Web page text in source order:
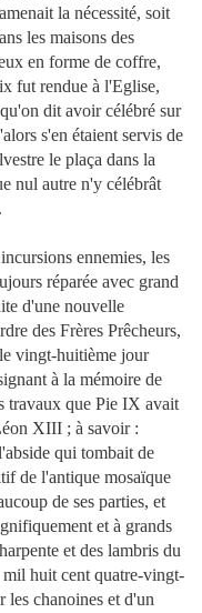
la nécessité, soit
les maisons des
en forme de coffre,
fut rendue à l'Eglise,
dit avoir célébré sur
s'en étaient servis de
le plaça dans la
nul autre n'y célébrât
ennemies, les
réparée avec grand
d'une nouvelle
des Frères Prêcheurs,
vingt-huitième jour
à la mémoire de
travaux que Pie IX avait
XIII ; à savoir :
qui tombait de
de l'antique mosaïque
de ses parties, et
et à grands
et des lambris du
huit cent quatre-vingt-
les chanoines et d'un